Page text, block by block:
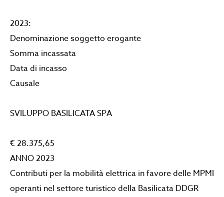
2023:
Denominazione soggetto erogante
Somma incassata
Data di incasso
Causale
SVILUPPO BASILICATA SPA
€ 28.375,65
ANNO 2023
Contributi per la mobilità elettrica in favore delle MPMI
operanti nel settore turistico della Basilicata DDGR